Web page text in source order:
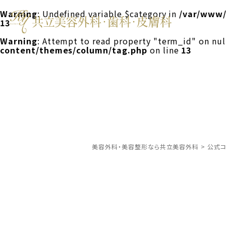
Warning: Undefined variable $category in /var/
13
Warning: Attempt to read property "term_id" on
content/themes/column/tag.phpon line13
美容外科・美容整形なら共立美容外科 > 公式